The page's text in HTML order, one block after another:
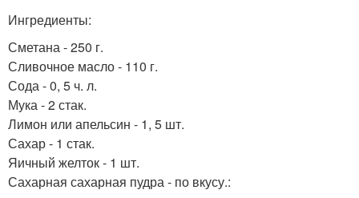
Ингредиенты:
Сметана - 250 г.
Сливочное масло - 110 г.
Сода - 0, 5 ч. л.
Мука - 2 стак.
Лимон или апельсин - 1, 5 шт.
Сахар - 1 стак.
Яичный желток - 1 шт.
Сахарная сахарная пудра - по вкусу.: